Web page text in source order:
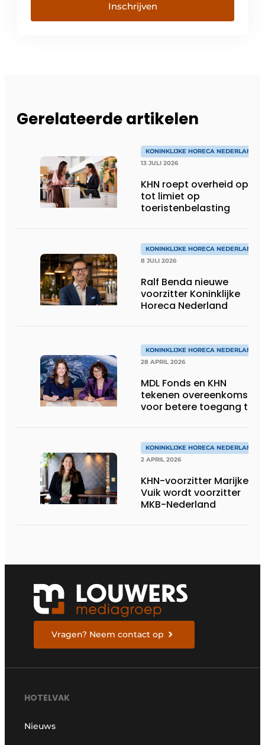
Inschrijven
Gerelateerde artikelen
KONINKLIJKE HORECA NEDERLAND
13 JULI 2026
KHN roept overheid op
tot limiet op
toeristenbelasting
KONINKLIJKE HORECA NEDERLAND
8 JULI 2026
Ralf Benda nieuwe
voorzitter Koninklijke
Horeca Nederland
KONINKLIJKE HORECA NEDERLAND
28 APRIL 2026
MDL Fonds en KHN
tekenen overeenkomst
voor betere toegang tot
KONINKLIJKE HORECA NEDERLAND
2 APRIL 2026
KHN-voorzitter Marijke
Vuik wordt voorzitter
MKB-Nederland
Vragen? Neem contact op
HOTELVAK
Nieuws